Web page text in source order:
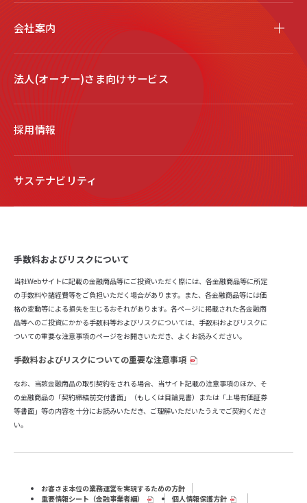
会社案内
法人(オーナー)さま向けサービス
採用情報
サステナビリティ
手数料およびリスクについて
当社Webサイトに記載の金融商品等にご投資いただく際には、各金融商品等に所定
の手数料や諸経費等をご負担いただく場合があります。また、各金融商品等には価
格の変動等による損失を生じるおそれがあります。各ページに掲載された各金融商
品等へのご投資にかかる手数料等およびリスクについては、手数料およびリスクに
ついての重要な注意事項のページをお開きいただき、よくお読みください。
手数料およびリスクについての重要な注意事項
なお、当該金融商品の取引契約をされる場合、当サイト記載の注意事項のほか、そ
の金融商品の「契約締結前交付書面」（もしくは目論見書）または「上場有価証券
等書面」等の内容を十分にお読みいただき、ご理解いただいたうえでご契約くださ
い。
お客さま本位の業務運営を実現するための方針
重要情報シート（⾦融事業者編）
個人情報保護方針